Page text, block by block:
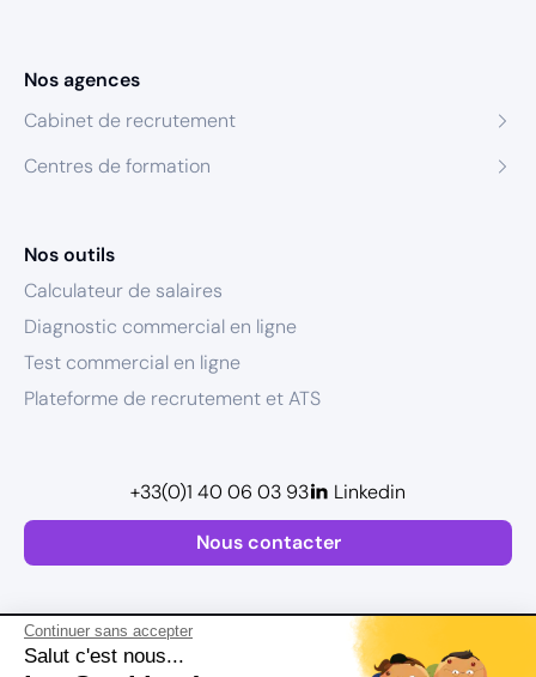
Continuer sans accepter
Salut c'est nous...
Nos agences
Cabinet de recrutement
Centres de formation
Nos outils
Calculateur de salaires
Diagnostic commercial en ligne
Test commercial en ligne
Plateforme de recrutement et ATS
Nous contacter
+33(0)1 40 06 03 93 Linkedin